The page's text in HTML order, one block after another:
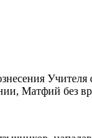
Матфий без